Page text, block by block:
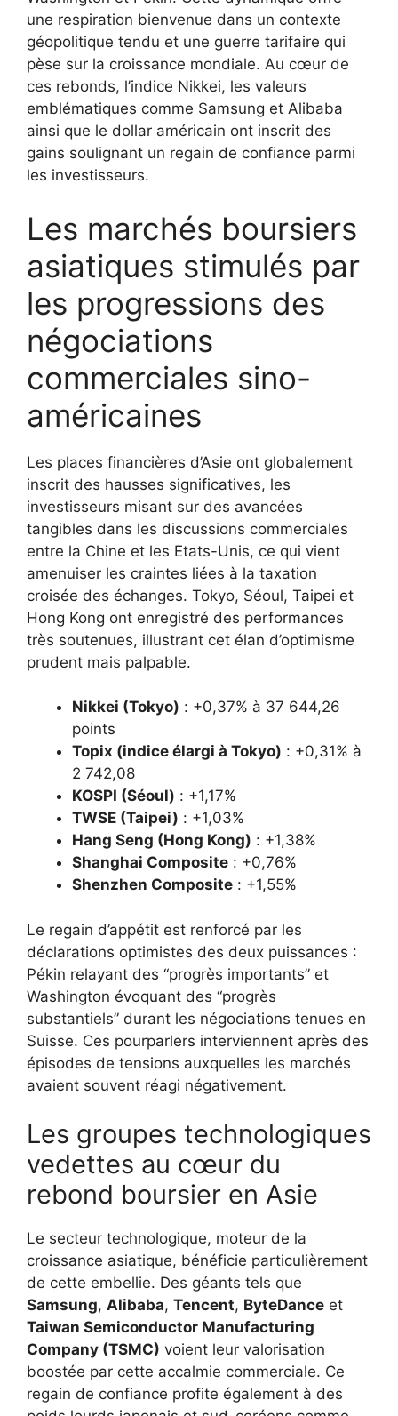
une respiration bienvenue dans un contexte
géopolitique tendu et une guerre tarifaire qui
pèse sur la croissance mondiale. Au cœur de
ces rebonds, l’indice Nikkei, les valeurs
emblématiques comme Samsung et Alibaba
ainsi que le dollar américain ont inscrit des
gains soulignant un regain de confiance parmi
les investisseurs.
Les marchés boursiers
asiatiques stimulés par
les progressions des
négociations
commerciales sino-
américaines
Les places financières d’Asie ont globalement
inscrit des hausses significatives, les
investisseurs misant sur des avancées
tangibles dans les discussions commerciales
entre la Chine et les Etats-Unis, ce qui vient
amenuiser les craintes liées à la taxation
croisée des échanges. Tokyo, Séoul, Taipei et
Hong Kong ont enregistré des performances
très soutenues, illustrant cet élan d’optimisme
prudent mais palpable.
Nikkei (Tokyo) : +0,37% à 37 644,26
points
Topix (indice élargi à Tokyo) : +0,31% à
2 742,08
KOSPI (Séoul) : +1,17%
TWSE (Taipei) : +1,03%
Hang Seng (Hong Kong) : +1,38%
Shanghai Composite : +0,76%
Shenzhen Composite : +1,55%
Le regain d’appétit est renforcé par les
déclarations optimistes des deux puissances :
Pékin relayant des “progrès importants” et
Washington évoquant des “progrès
substantiels” durant les négociations tenues en
Suisse. Ces pourparlers interviennent après des
épisodes de tensions auxquelles les marchés
avaient souvent réagi négativement.
Les groupes technologiques
vedettes au cœur du
rebond boursier en Asie
Le secteur technologique, moteur de la
croissance asiatique, bénéficie particulièrement
de cette embellie. Des géants tels que
Samsung, Alibaba, Tencent, ByteDance et
Taiwan Semiconductor Manufacturing
Company (TSMC) voient leur valorisation
boostée par cette accalmie commerciale. Ce
regain de confiance profite également à des